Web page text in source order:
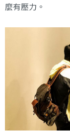
麼有壓力。